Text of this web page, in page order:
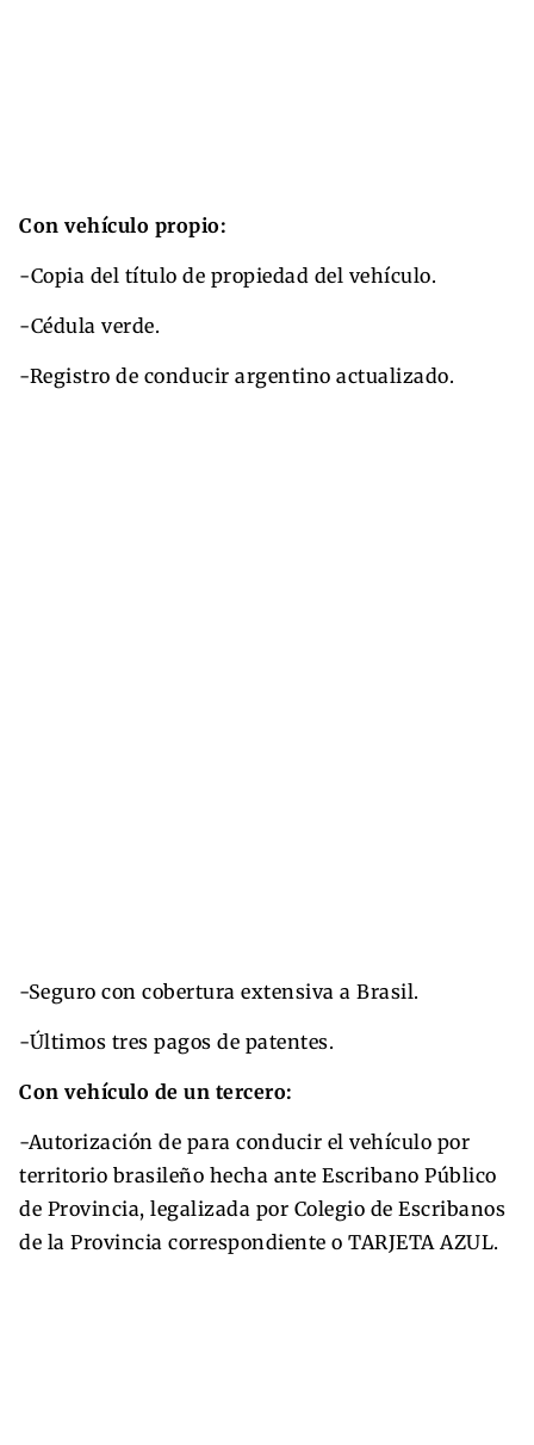
Con vehículo propio:
-Copia del título de propiedad del vehículo.
-Cédula verde.
-Registro de conducir argentino actualizado.
-Seguro con cobertura extensiva a Brasil.
-Últimos tres pagos de patentes.
Con vehículo de un tercero:
-Autorización de para conducir el vehículo por
territorio brasileño hecha ante Escribano Público
de Provincia, legalizada por Colegio de Escribanos
de la Provincia correspondiente o TARJETA AZUL.